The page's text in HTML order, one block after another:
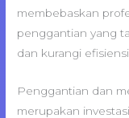
membebaskan
penggantian yang
dan kurangi efisiensi
Penggantian dan
merupakan